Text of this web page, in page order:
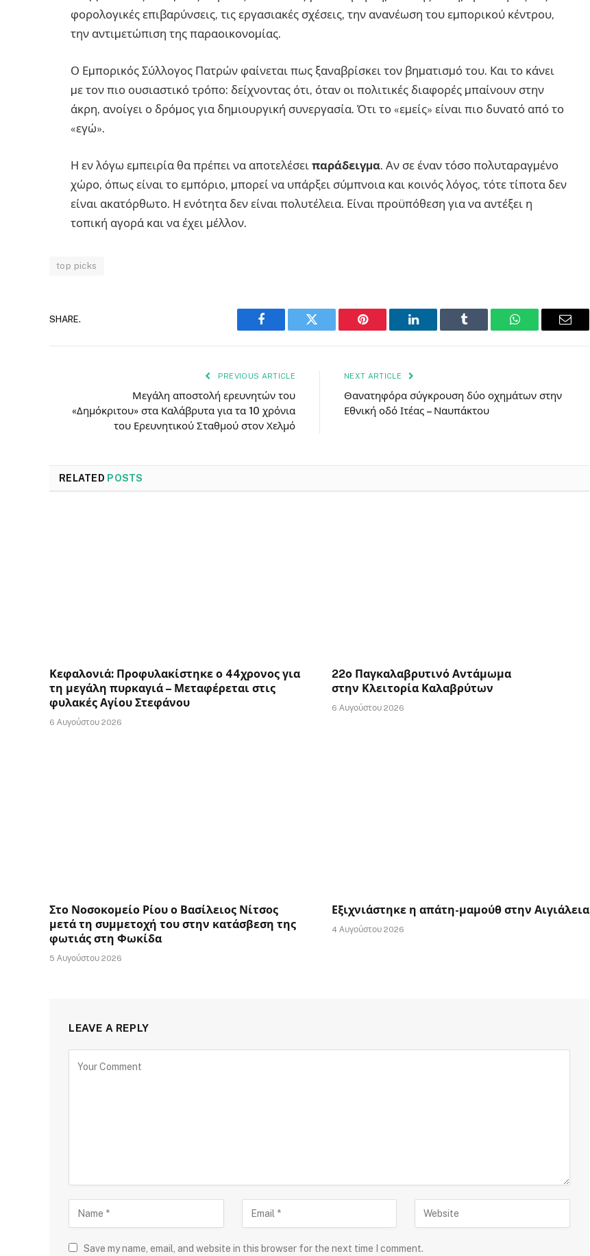
φορολογικές επιβαρύνσεις, τις εργασιακές σχέσεις, την ανανέωση του εµπορικού κέντρου,
την αντιµετώπιση της παραοικονοµίας.
Ο Εµπορικός Σύλλογος Πατρών φαίνεται πως ξαναβρίσκει τον βηµατισµό του. Και το κάνει
µε τον πιο ουσιαστικό τρόπο: δείχνοντας ότι, όταν οι πολιτικές διαφορές µπαίνουν στην
άκρη, ανοίγει ο δρόµος για δηµιουργική συνεργασία. Ότι το «εµείς» είναι πιο δυνατό από το
«εγώ».
Η εν λόγω εµπειρία θα πρέπει να αποτελέσει παράδειγµα. Αν σε έναν τόσο πολυταραγµένο
χώρο, όπως είναι το εµπόριο, µπορεί να υπάρξει σύµπνοια και κοινός λόγος, τότε τίποτα δεν
είναι ακατόρθωτο. Η ενότητα δεν είναι πολυτέλεια. Είναι προϋπόθεση για να αντέξει η
τοπική αγορά και να έχει µέλλον.
top picks
SHARE.
Facebook Twitter Pinterest LinkedIn Tumblr WhatsAppEmail
PREVIOUS ARTICLE
Μεγάλη αποστολή ερευνητών του
«Δημόκριτου» στα Καλάβρυτα για τα 10 χρόνια
του Ερευνητικού Σταθμού στον Χελμό
NEXT ARTICLE
Θανατηφόρα σύγκρουση δύο οχημάτων στην
Εθνική οδό Ιτέας – Ναυπάκτου
RELATED POSTS
Κεφαλονιά: Προφυλακίστηκε ο 44χρονος για
τη μεγάλη πυρκαγιά – Μεταφέρεται στις
φυλακές Αγίου Στεφάνου
6 Αυγούστου 2026
22ο Παγκαλαβρυτινό Αντάμωμα
στην Κλειτορία Καλαβρύτων
6 Αυγούστου 2026
Στο Νοσοκομείο Ρίου ο Βασίλειος Νίτσος
μετά τη συμμετοχή του στην κατάσβεση της
φωτιάς στη Φωκίδα
5 Αυγούστου 2026
Εξιχνιάστηκε η απάτη-μαμούθ στην Αιγιάλεια
4 Αυγούστου 2026
LEAVE A REPLY
Save my name, email, and website in this browser for the next time I comment.